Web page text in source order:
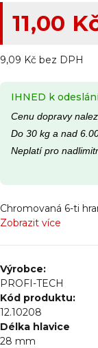
11,00
9,09 Kč bez DPH
IHNED k
Cenu dopravy
Do 30 kg a nad
Neplatí pro
Chromovaná 6-ti
Zobrazit více
Výrobce:
PROFI-TECH
Kód produktu:
12.10208
Délka hlavice
28 mm